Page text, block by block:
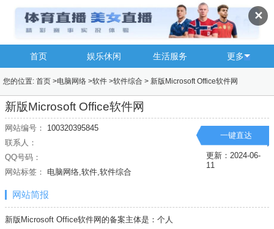
✕
首页 娱乐休闲 生活服务 更多
您的位置: 首页 >电脑网络 >软件 >软件综合 > 新版Microsoft Office软件网
新版Microsoft Office软件网
网站编号：
100320395845
联系人：
QQ号码：
网站标签：
电脑网络,软件,软件综合
一键直达
更新：2024-06-
11
网站简报
新版Microsoft Office软件网的备案主体是：个人